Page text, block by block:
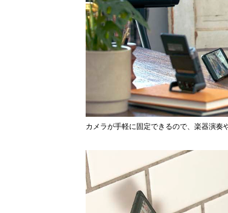
カメラが手軽に固定できるので、楽器演奏